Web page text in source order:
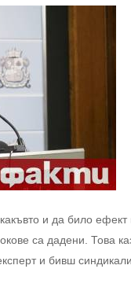
и да било ефект
са дадени. Това
и бивш